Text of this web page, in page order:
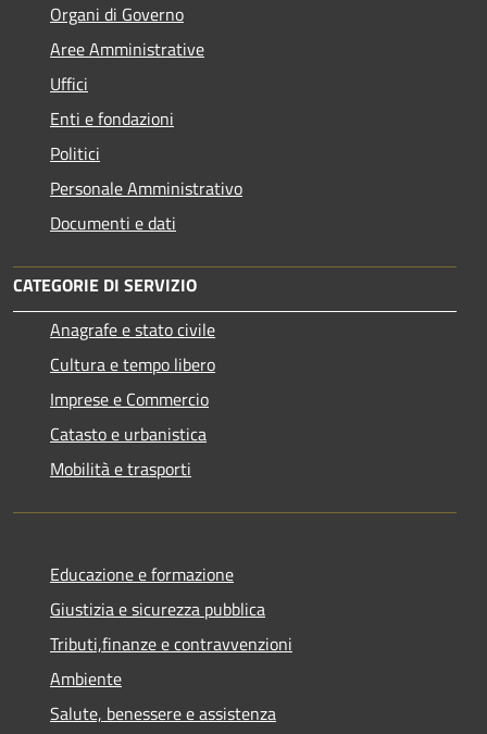
Organi di Governo
Aree Amministrative
Uffici
Enti e fondazioni
Politici
Personale Amministrativo
Documenti e dati
CATEGORIE DI SERVIZIO
Anagrafe e stato civile
Cultura e tempo libero
Imprese e Commercio
Catasto e urbanistica
Mobilità e trasporti
Educazione e formazione
Giustizia e sicurezza pubblica
Tributi,finanze e contravvenzioni
Ambiente
Salute, benessere e assistenza